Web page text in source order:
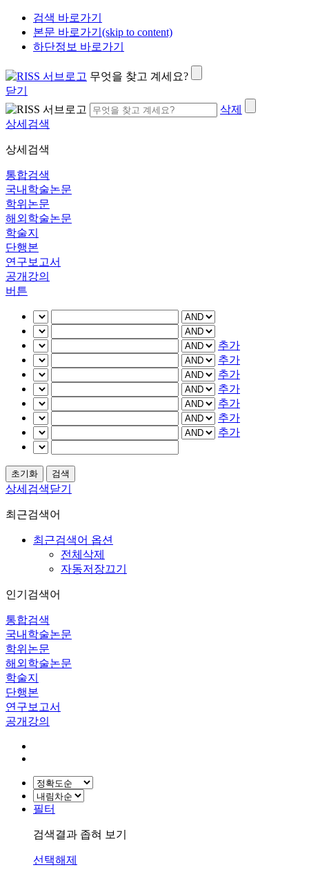
검색 바로가기
본문 바로가기(skip to content)
하단정보 바로가기
무엇을 찾고 계세요?
닫기
삭제
상세검색
상세검색
통합검색
국내학술논문
학위논문
해외학술논문
학술지
단행본
연구보고서
공개강의
버튼
추가
추가
추가
추가
추가
추가
추가
상세검색닫기
최근검색어
최근검색어 옵션
전체삭제
자동저장끄기
인기검색어
통합검색
국내학술논문
학위논문
해외학술논문
학술지
단행본
연구보고서
공개강의
필터
검색결과 좁혀 보기
선택해제